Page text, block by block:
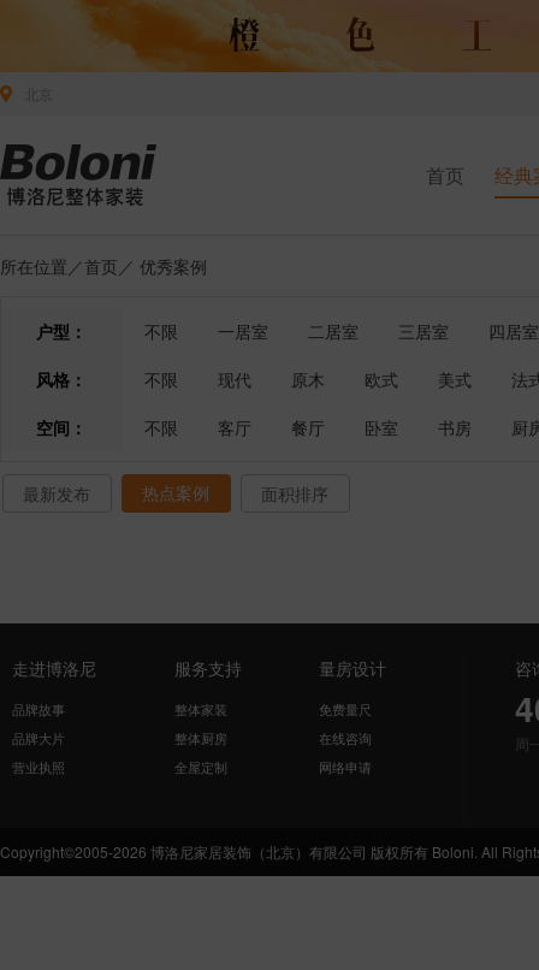
首页 经典
所在位置／首页 ／ 优秀案例
户型： 不限 一居室 二居室 三居室
四居室
风格：
不限 现代 原木 欧式 美式
法
空间：
不限 客厅 餐厅 卧室 书房 厨
最新发布 热点案例 面积排序
走进博洛尼
品牌故事
品牌大片
营业执照
服务支持
整体家装
整体厨房
全屋定制
量房设计
免费量尺
在线咨询
网络申请
咨
周
Copyright©2005-2026 博洛尼家居装饰（北京）有限公司 版权所有 Boloni. All